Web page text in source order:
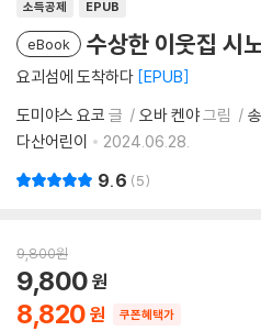
소득공제 EPUB
eBook 수상한 이웃집 시
요괴섬에 도착하다 EPUB
도미야스 요코 글 오바 켄야그림
다산어린이
2024.06.28.
9.6 5
9,800원
8,820
9,800
쿠폰혜택가